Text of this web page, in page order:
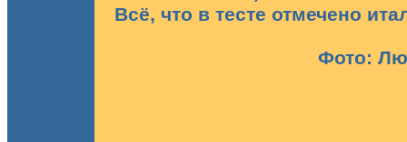
Всё, что в тесте отмечено
Фото: